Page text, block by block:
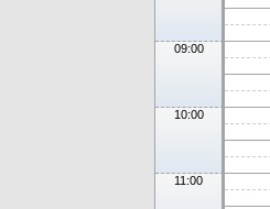
09:00
10:00
11:00